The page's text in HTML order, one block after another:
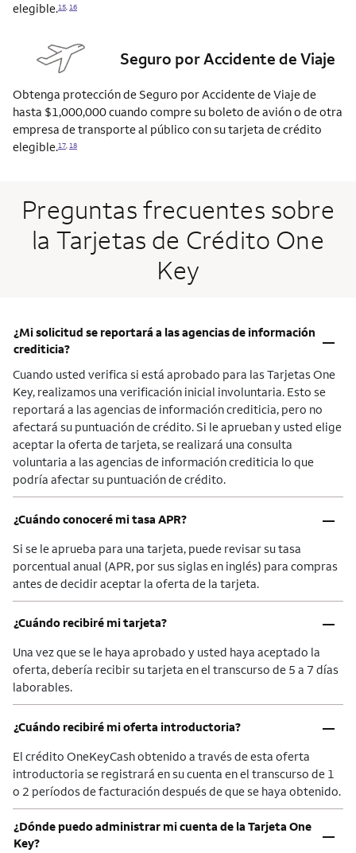
elegible.15 16
Seguro por Accidente de Viaje
Obtenga protección de Seguro por Accidente de Viaje de
hasta $1,000,000 cuando compre su boleto de avión o de otra
empresa de transporte al público con su tarjeta de crédito
elegible.17 18
Preguntas frecuentes sobre
la Tarjetas de Crédito One
Key
¿Mi solicitud se reportará a las agencias de información
crediticia?
–
Cuando usted verifica si está aprobado para las Tarjetas One
Key, realizamos una verificación inicial involuntaria. Esto se
reportará a las agencias de información crediticia, pero no
afectará su puntuación de crédito. Si le aprueban y usted elige
aceptar la oferta de tarjeta, se realizará una consulta
voluntaria a las agencias de información crediticia lo que
podría afectar su puntuación de crédito.
¿Cuándo conoceré mi tasa APR? –
Si se le aprueba para una tarjeta, puede revisar su tasa
porcentual anual (APR, por sus siglas en inglés) para compras
antes de decidir aceptar la oferta de la tarjeta.
¿Cuándo recibiré mi tarjeta? –
Una vez que se le haya aprobado y usted haya aceptado la
oferta, debería recibir su tarjeta en el transcurso de 5 a 7 días
laborables.
¿Cuándo recibiré mi oferta introductoria? –
El crédito OneKeyCash obtenido a través de esta oferta
introductoria se registrará en su cuenta en el transcurso de 1
o 2 períodos de facturación después de que se haya obtenido.
¿Dónde puedo administrar mi cuenta de la Tarjeta One
Key?
–